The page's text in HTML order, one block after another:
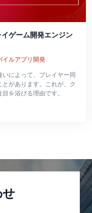
ゲーム開発エンジン
イルアプリ開発
によって、プレイヤー同
があります。これが、ク
を浴びる理由です。